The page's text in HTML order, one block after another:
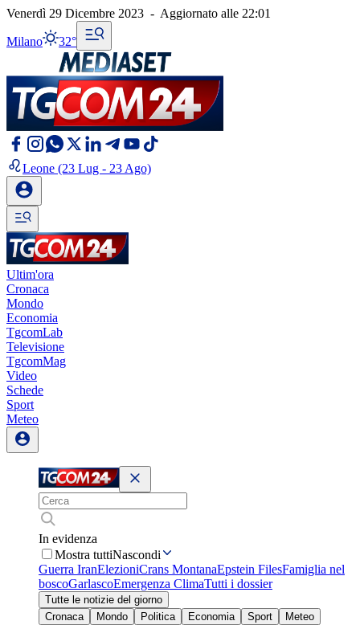
Venerdì 29 Dicembre 2023 - Aggiornato alle 22:01
Milano 32°
Leone (23 Lug - 23 Ago)
Ultim'ora
Cronaca
Mondo
Economia
TgcomLab
Televisione
TgcomMag
Video
Schede
Sport
Meteo
In evidenza
Mostra tuttiNascondi
Guerra IranElezioniCrans MontanaEpstein FilesFamiglia nel
boscoGarlascoEmergenza ClimaTutti i dossier
Tutte le notizie del giorno
Cronaca
Mondo Politica Economia Sport
Meteo